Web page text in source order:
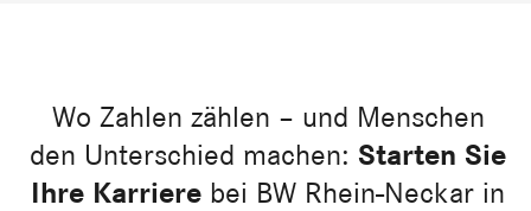
Wo Zahlen zählen – und Menschen
den Unterschied machen: Starten Sie
Ihre Karriere bei BW Rhein-Neckar in